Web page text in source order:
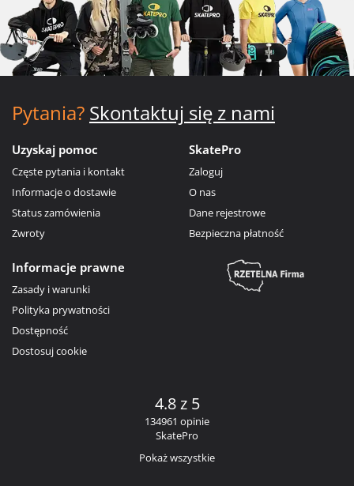
Pytania? Skontaktuj się z nami
Uzyskaj pomoc
Częste pytania i kontakt
Informacje o dostawie
Status zamówienia
Zwroty
SkatePro
Zaloguj
O nas
Dane rejestrowe
Bezpieczna płatność
Informacje prawne
Zasady i warunki
Polityka prywatności
Dostępność
Dostosuj cookie
4.8 z 5
134961 opinie
SkatePro
Pokaż wszystkie